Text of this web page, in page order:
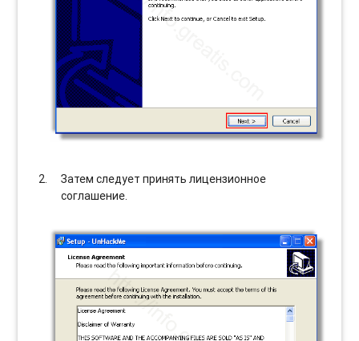
Затем следует принять лицензионное
соглашение.